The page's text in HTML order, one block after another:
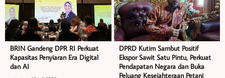
BRIN Gandeng DPR RI Perkuat
Kapasitas Penyiaran Era Digital
dan AI
DPRD Kutim Sambut Positif
Ekspor Sawit Satu Pintu, Perkuat
Pendapatan Negara dan Buka
Peluang Kesejahteraan Petani